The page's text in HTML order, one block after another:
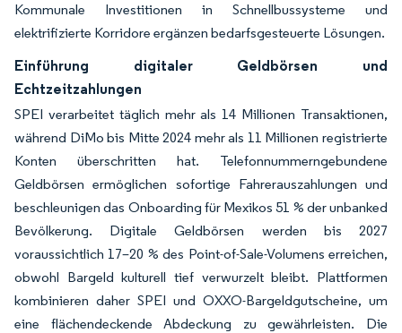
Kommunale Investitionen in Schnellbussysteme und
elektrifizierte Korridore ergänzen bedarfsgesteuerte Lösungen.
Einführung digitaler Geldbörsen und
Echtzeitzahlungen
SPEI verarbeitet täglich mehr als 14 Millionen Transaktionen,
während DiMo bis Mitte 2024 mehr als 11 Millionen registrierte
Konten überschritten hat. Telefonnummerngebundene
Geldbörsen ermöglichen sofortige Fahrerauszahlungen und
beschleunigen das Onboarding für Mexikos 51 % der unbanked
Bevölkerung. Digitale Geldbörsen werden bis 2027
voraussichtlich 17–20 % des Point-of-Sale-Volumens erreichen,
obwohl Bargeld kulturell tief verwurzelt bleibt. Plattformen
kombinieren daher SPEI und OXXO-Bargeldgutscheine, um
eine flächendeckende Abdeckung zu gewährleisten. Die